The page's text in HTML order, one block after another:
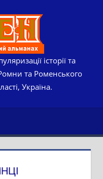
історії та
та Роменського
Україна.